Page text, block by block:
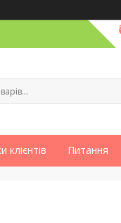
клієнтів Питання